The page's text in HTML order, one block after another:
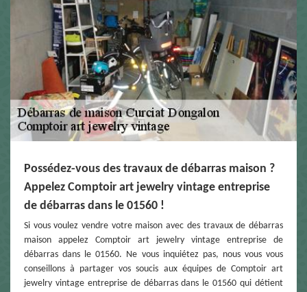
Possédez-vous des travaux de débarras maison ?
Appelez Comptoir art jewelry vintage entreprise
de débarras dans le 01560 !
Si vous voulez vendre votre maison avec des travaux de débarras
maison appelez Comptoir art jewelry vintage entreprise de
débarras dans le 01560. Ne vous inquiétez pas, nous vous vous
conseillons à partager vos soucis aux équipes de Comptoir art
jewelry vintage entreprise de débarras dans le 01560 qui détient